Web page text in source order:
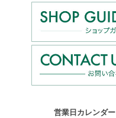
営業日カレンダー